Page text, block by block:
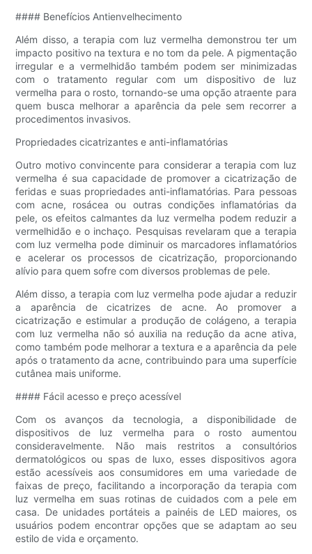
#### Benefícios Antienvelhecimento
Além disso, a terapia com luz vermelha demonstrou ter um
impacto positivo na textura e no tom da pele. A pigmentação
irregular e a vermelhidão também podem ser minimizadas
com o tratamento regular com um dispositivo de luz
vermelha para o rosto, tornando-se uma opção atraente para
quem busca melhorar a aparência da pele sem recorrer a
procedimentos invasivos.
Propriedades cicatrizantes e anti-inflamatórias
Outro motivo convincente para considerar a terapia com luz
vermelha é sua capacidade de promover a cicatrização de
feridas e suas propriedades anti-inflamatórias. Para pessoas
com acne, rosácea ou outras condições inflamatórias da
pele, os efeitos calmantes da luz vermelha podem reduzir a
vermelhidão e o inchaço. Pesquisas revelaram que a terapia
com luz vermelha pode diminuir os marcadores inflamatórios
e acelerar os processos de cicatrização, proporcionando
alívio para quem sofre com diversos problemas de pele.
Além disso, a terapia com luz vermelha pode ajudar a reduzir
a aparência de cicatrizes de acne. Ao promover a
cicatrização e estimular a produção de colágeno, a terapia
com luz vermelha não só auxilia na redução da acne ativa,
como também pode melhorar a textura e a aparência da pele
após o tratamento da acne, contribuindo para uma superfície
cutânea mais uniforme.
#### Fácil acesso e preço acessível
Com os avanços da tecnologia, a disponibilidade de
dispositivos de luz vermelha para o rosto aumentou
consideravelmente. Não mais restritos a consultórios
dermatológicos ou spas de luxo, esses dispositivos agora
estão acessíveis aos consumidores em uma variedade de
faixas de preço, facilitando a incorporação da terapia com
luz vermelha em suas rotinas de cuidados com a pele em
casa. De unidades portáteis a painéis de LED maiores, os
usuários podem encontrar opções que se adaptam ao seu
estilo de vida e orçamento.